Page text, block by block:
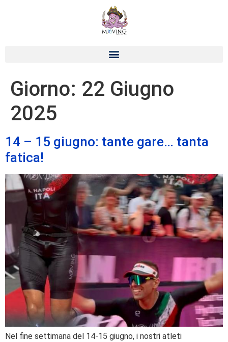
Giorno: 22 Giugno
2025
14 – 15 giugno: tante gare… tanta
fatica!
Nel fine settimana del 14‑15 giugno, i nostri atleti